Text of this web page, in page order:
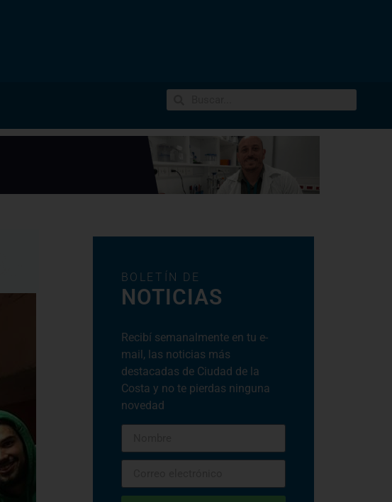
BOLETÍN DE
NOTICIAS
Recibí semanalmente en tu e-
mail, las noticias más
destacadas de Ciudad de la
Costa y no te pierdas ninguna
novedad